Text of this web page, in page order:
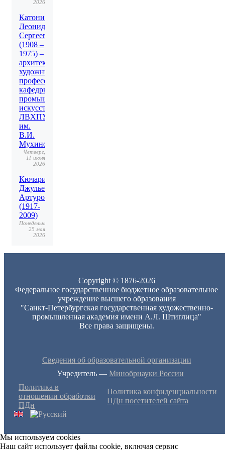
2026
Катонин
Леонид
Сергеевич
(1908 –
1975) –
архитектор-
художник,
профессор
кафедры
промышленного
искусства
ЛВХПУ
им.
В.И.
Мухиной
Четверг,
11 июня
2026
Кючарианц
Джульетта
Артуровна
(1917-
2009)
Понедельник,
25 мая
2026
Copyright © 1876-2026
Федеральное государственное бюджетное образовательное
учреждение высшего образования
"Санкт-Петербургская государственная художественно-
промышленная академия имени А.Л. Штиглица"
Все права защищены.
Сведения об образовательной организации
Учредитель — Минобрнауки России
Политика в
отношении обработки
ПДн
Политика конфиденциальности
ПДн посетителей сайта
Мы используем cookies
Наш сайт использует файлы cookie, включая сервис